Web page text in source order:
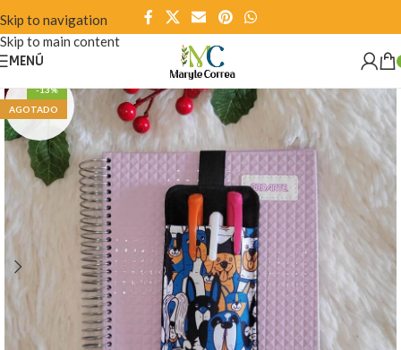
Skip to navigation
Skip to main content
MENÚ
-13%
AGOTADO